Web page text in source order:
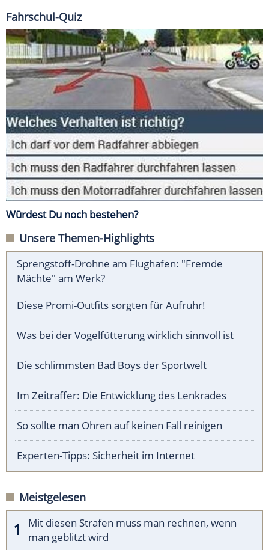
Fahrschul-Quiz
Würdest Du noch bestehen?
Unsere Themen-Highlights
Sprengstoff-Drohne am Flughafen: "Fremde
Mächte" am Werk?
Diese Promi-Outfits sorgten für Aufruhr!
Was bei der Vogelfütterung wirklich sinnvoll ist
Die schlimmsten Bad Boys der Sportwelt
Im Zeitraffer: Die Entwicklung des Lenkrades
So sollte man Ohren auf keinen Fall reinigen
Experten-Tipps: Sicherheit im Internet
Meistgelesen
Mit diesen Strafen muss man rechnen, wenn
man geblitzt wird